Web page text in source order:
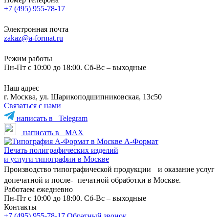
+7 (495) 955-78-17
Электронная почта
zakaz@a-format.ru
Режим работы
Пн-Пт с 10:00 до 18:00. Сб-Вс – выходные
Наш адрес
г. Москва, ул. Шарикоподшипниковская, 13с50
Связаться с нами
написать в
Telegram
написать в
MAX
А-Формат
Печать полиграфических изделий
и услуги типографии в Москве
Производство типографической продукции и оказание услуг
допечатной и после- печатной обработки в Москве.
Работаем ежедневно
Пн-Пт с 10:00 до 18:00. Сб-Вс – выходные
Контакты